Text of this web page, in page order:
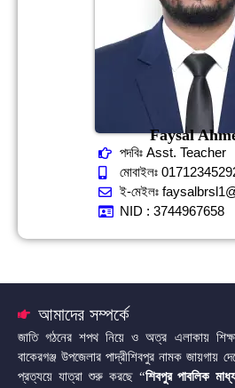
Faysal
পদবিঃ Asst. Teacher
মোবাইলঃ
ই-মেইলঃ
NID : 3744967658
আমাদের সম্পর্কে
জাতি গঠনের শপথ নিয়ে ও অত্র এলাকায়
বাকেরগঞ্জ উপজেলার পাদ্রীশিবপুর নামক জায়গায়
প্রত্যয়ে যাত্রা শুরু করছে “শিবপুর পাবলিক